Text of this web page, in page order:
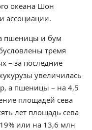
океана Шон
ассоциации.
пшеницы и бум
тремя
– за последние
увеличилась
а пшеницы – на 4,5
площадей сева
лет площадь сева
или на 13,6 млн